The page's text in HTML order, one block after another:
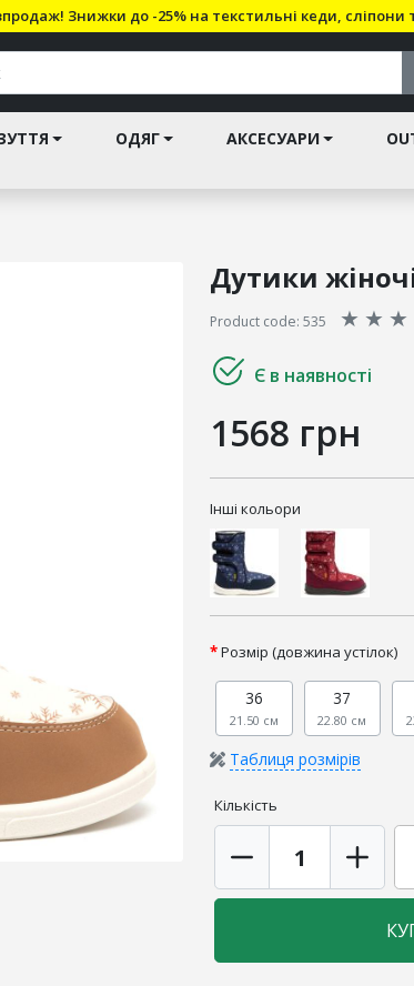
Знижки до -25% на текстильні кеди, сліпони
ОДЯГ АКСЕСУАРИ
Дутики
Product code: 535 ★ ★ ★
Є в наявності
1568 грн
Інші кольори
Розмір (довжина устілок)
36
21.50 см
37
22.80 см
Таблиця розмірів
Кількість